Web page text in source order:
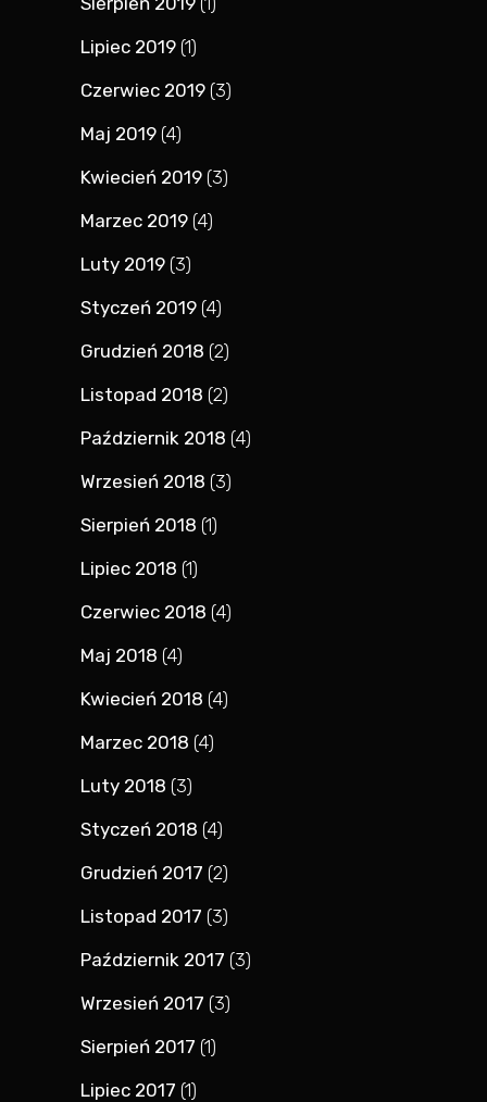
Lipiec 2019 (1)
Czerwiec 2019 (3)
Maj 2019 (4)
Kwiecień 2019 (3)
Marzec 2019 (4)
Luty 2019 (3)
Styczeń 2019 (4)
Grudzień 2018 (2)
Listopad 2018 (2)
Październik 2018 (4)
Wrzesień 2018 (3)
Sierpień 2018 (1)
Lipiec 2018 (1)
Czerwiec 2018 (4)
Maj 2018 (4)
Kwiecień 2018 (4)
Marzec 2018 (4)
Luty 2018 (3)
Styczeń 2018 (4)
Grudzień 2017 (2)
Listopad 2017 (3)
Październik 2017 (3)
Wrzesień 2017 (3)
Sierpień 2017 (1)
Lipiec 2017 (1)